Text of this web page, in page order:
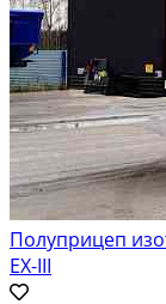
Полуприцеп
ЕХ-III